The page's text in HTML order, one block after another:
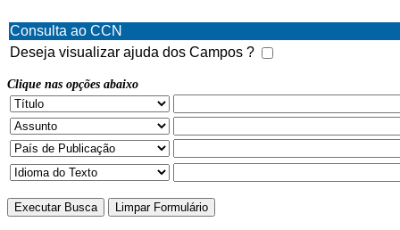
Consulta ao CCN
Deseja visualizar ajuda dos Campos ?
Clique nas opções abaixo